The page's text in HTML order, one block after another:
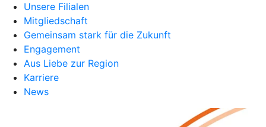
Unsere Filialen
Mitgliedschaft
Gemeinsam stark für die Zukunft
Engagement
Aus Liebe zur Region
Karriere
News